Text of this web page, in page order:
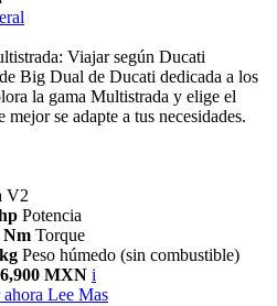
Viajar según Ducati
Big Dual de Ducati dedicada a los
la gama Multistrada y elige el
mejor se adapte a tus necesidades.
V2
Potencia
Nm Torque
Peso húmedo (sin combustible)
MXN i
Lee Mas